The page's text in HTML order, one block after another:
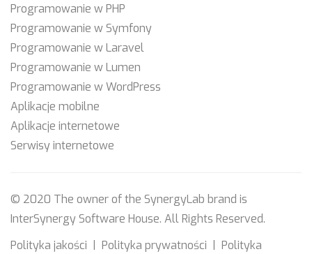
Programowanie w PHP
Programowanie w Symfony
Programowanie w Laravel
Programowanie w Lumen
Programowanie w WordPress
Aplikacje mobilne
Aplikacje internetowe
Serwisy internetowe
© 2020 The owner of the SynergyLab brand is
InterSynergy Software House. All Rights Reserved.
Polityka jakości | Polityka prywatności | Polityka